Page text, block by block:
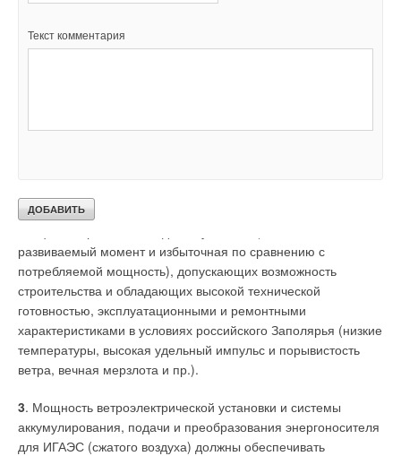
Текст комментария
разнообразно и широко (по типоразмерам, конструкции,
большие возможности для энергетической и экономической
отсутствующих в настоящее время ВЭУ,
развиваемый момент и избыточная по сравнению с
потребляемой мощность), допускающих возможность
строительства и обладающих высокой технической
готовностью, эксплуатационными и ремонтными
характеристиками в условиях российского Заполярья (низкие
температуры, высокая удельный импульс и порывистость
ветра, вечная мерзлота и пр.).
3. Мощность ветроэлектрической установки и системы
аккумулирования, подачи и преобразования энергоносителя
для ИГАЭС (сжатого воздуха) должны обеспечивать